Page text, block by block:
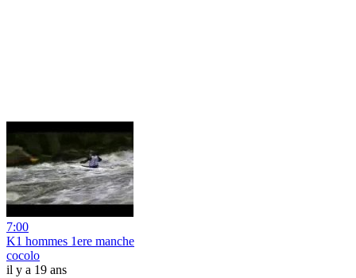
7:00
K1 hommes 1ere manche
cocolo
il y a 19 ans